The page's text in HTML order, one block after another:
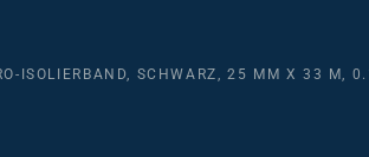
ISOLIERBAND, SCHWARZ, 25 MM X 33 M,